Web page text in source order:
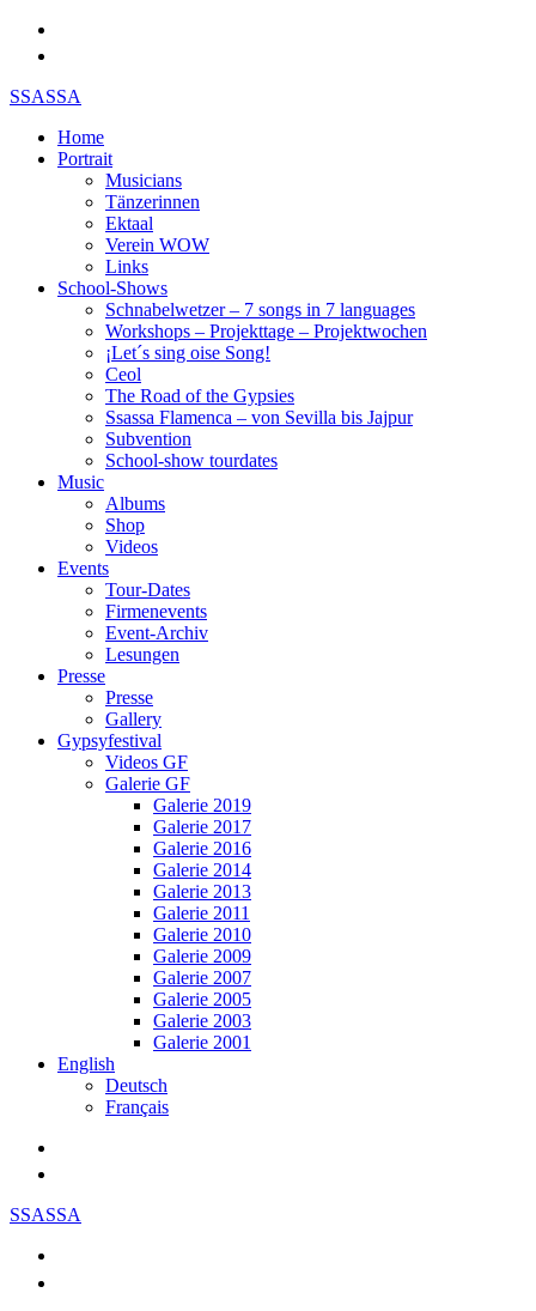
SSASSA
Home
Portrait
Musicians
Tänzerinnen
Ektaal
Verein WOW
Links
School-Shows
Schnabelwetzer – 7 songs in 7 languages
Workshops – Projekttage – Projektwochen
¡Let´s sing oise Song!
Ceol
The Road of the Gypsies
Ssassa Flamenca – von Sevilla bis Jajpur
Subvention
School-show tourdates
Music
Albums
Shop
Videos
Events
Tour-Dates
Firmenevents
Event-Archiv
Lesungen
Presse
Presse
Gallery
Gypsyfestival
Videos GF
Galerie GF
Galerie 2019
Galerie 2017
Galerie 2016
Galerie 2014
Galerie 2013
Galerie 2011
Galerie 2010
Galerie 2009
Galerie 2007
Galerie 2005
Galerie 2003
Galerie 2001
English
Deutsch
Français
SSASSA